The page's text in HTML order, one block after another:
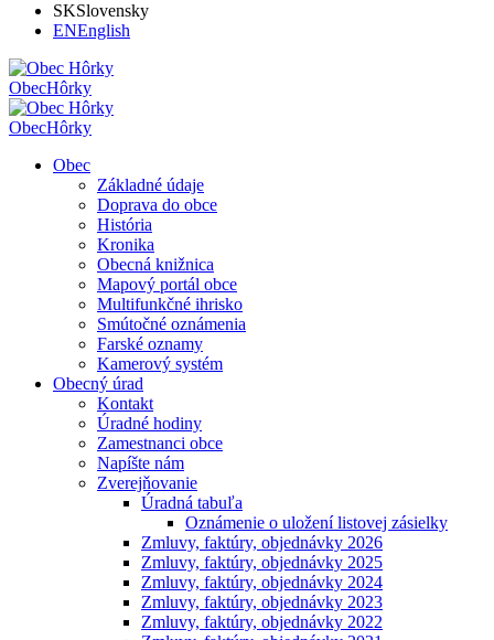
SKSlovensky
ENEnglish
ObecHôrky
ObecHôrky
Obec
Základné údaje
Doprava do obce
História
Kronika
Obecná knižnica
Mapový portál obce
Multifunkčné ihrisko
Smútočné oznámenia
Farské oznamy
Kamerový systém
Obecný úrad
Kontakt
Úradné hodiny
Zamestnanci obce
Napíšte nám
Zverejňovanie
Úradná tabuľa
Oznámenie o uložení listovej zásielky
Zmluvy, faktúry, objednávky 2026
Zmluvy, faktúry, objednávky 2025
Zmluvy, faktúry, objednávky 2024
Zmluvy, faktúry, objednávky 2023
Zmluvy, faktúry, objednávky 2022